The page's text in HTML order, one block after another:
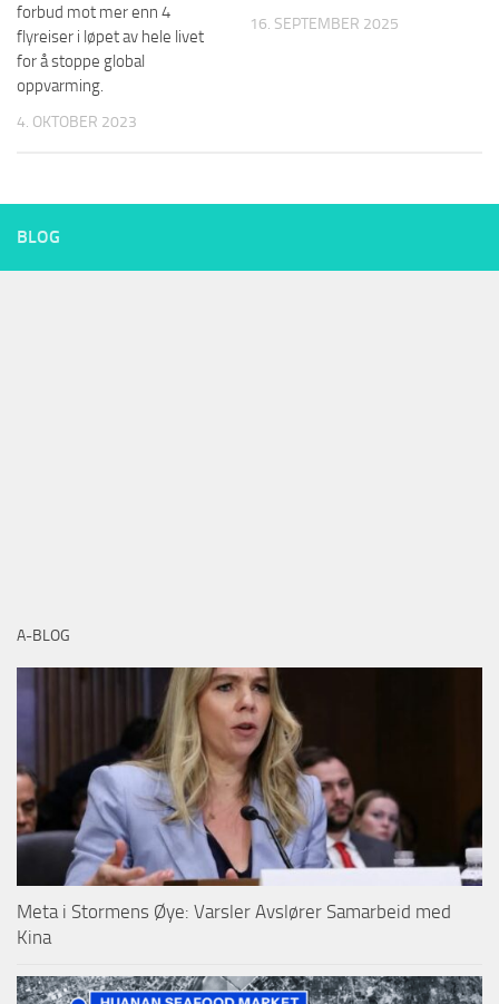
forbud mot mer enn 4
flyreiser i løpet av hele livet
for å stoppe global
oppvarming.
4. OKTOBER 2023
16. SEPTEMBER 2025
BLOG
A-BLOG
Meta i Stormens Øye: Varsler Avslører Samarbeid med
Kina